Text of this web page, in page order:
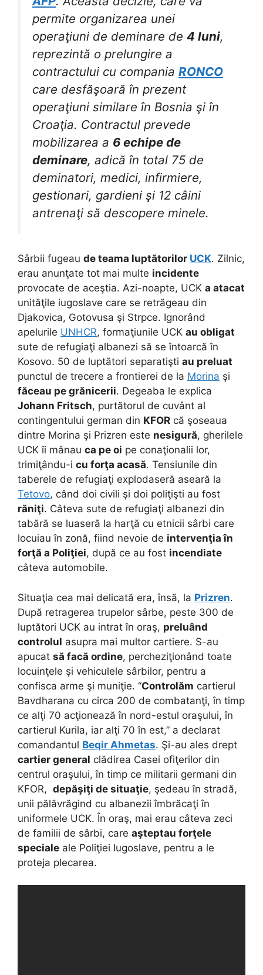
permite organizarea unei
operaţiuni de deminare de 4 luni,
reprezintă o prelungire a
contractului cu compania RONCO
care desfăşoară în prezent
operaţiuni similare în Bosnia şi în
Croaţia. Contractul prevede
mobilizarea a 6 echipe de
deminare, adică în total 75 de
deminatori, medici, infirmiere,
gestionari, gardieni şi 12 câini
antrenaţi să descopere minele.
Sârbii fugeau de teama luptătorilor UCK. Zilnic,
erau anunţate tot mai multe incidente
provocate de aceştia. Azi-noapte, UCK a atacat
unităţile iugoslave care se retrăgeau din
Djakovica, Gotovusa şi Strpce. Ignorând
apelurile UNHCR, formaţiunile UCK au obligat
sute de refugiaţi albanezi să se întoarcă în
Kosovo. 50 de luptători separatişti au preluat
punctul de trecere a frontierei de la Morina şi
făceau pe grănicerii. Degeaba le explica
Johann Fritsch, purtătorul de cuvânt al
contingentului german din KFOR că şoseaua
dintre Morina şi Prizren este nesigură, gherilele
UCK îi mânau ca pe oi pe conaţionalii lor,
trimiţându-i cu forţa acasă. Tensiunile din
taberele de refugiaţi explodaseră aseară la
Tetovo, când doi civili şi doi poliţişti au fost
răniţi. Câteva sute de refugiaţi albanezi din
tabără se luaseră la harţă cu etnicii sârbi care
locuiau în zonă, fiind nevoie de intervenţia în
forţă a Poliţiei, după ce au fost incendiate
câteva automobile.
Situaţia cea mai delicată era, însă, la Prizren.
După retragerea trupelor sârbe, peste 300 de
luptători UCK au intrat în oraş, preluând
controlul asupra mai multor cartiere. S-au
apucat să facă ordine, percheziţionând toate
locuinţele şi vehiculele sârbilor, pentru a
confisca arme şi muniţie. “Controlăm cartierul
Bavdharana cu circa 200 de combatanţi, în timp
ce alţi 70 acţionează în nord-estul oraşului, în
cartierul Kurila, iar alţi 70 în est,” a declarat
comandantul Beqir Ahmetas. Şi-au ales drept
cartier general clădirea Casei ofiţerilor din
centrul oraşului, în timp ce militarii germani din
KFOR, depăşiţi de situaţie, şedeau în stradă,
unii pălăvrăgind cu albanezii îmbrăcaţi în
uniformele UCK. În oraş, mai erau câteva zeci
de familii de sârbi, care aşteptau forţele
speciale ale Poliţiei Iugoslave, pentru a le
proteja plecarea.